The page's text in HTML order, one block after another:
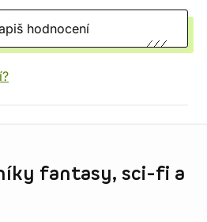
hodnocení
fantasy, sci-fi a